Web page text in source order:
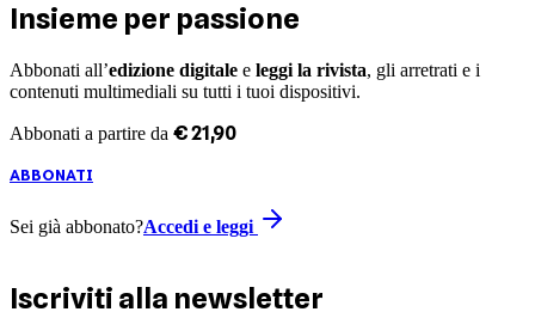
Insieme per passione
Abbonati all’edizione digitale e leggi la rivista, gli arretrati e i
contenuti multimediali su tutti i tuoi dispositivi.
Abbonati a partire da €21 ,90
ABBONATI
Sei già abbonato?Accedi e leggi
Iscriviti alla newsletter